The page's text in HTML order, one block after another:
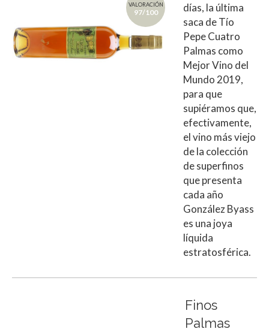
VALORACIÓN
97/100
días, la última
saca de Tío
Pepe Cuatro
Palmas como
Mejor Vino del
Mundo 2019,
para que
supiéramos que,
efectivamente,
el vino más viejo
de la colección
de superfinos
que presenta
cada año
González Byass
es una joya
líquida
estratosférica.
Finos
Palmas